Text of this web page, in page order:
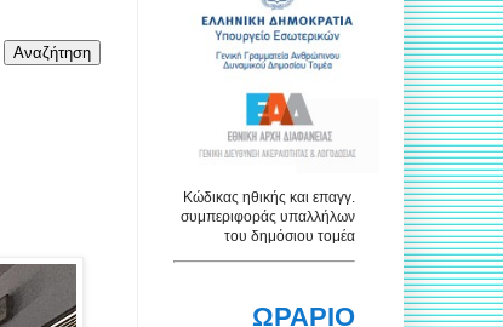
Κώδικας ηθικής και επαγγ.
συμπεριφοράς υπαλλήλων
του δημόσιου τομέα
ΩΡΑΡΙΟ